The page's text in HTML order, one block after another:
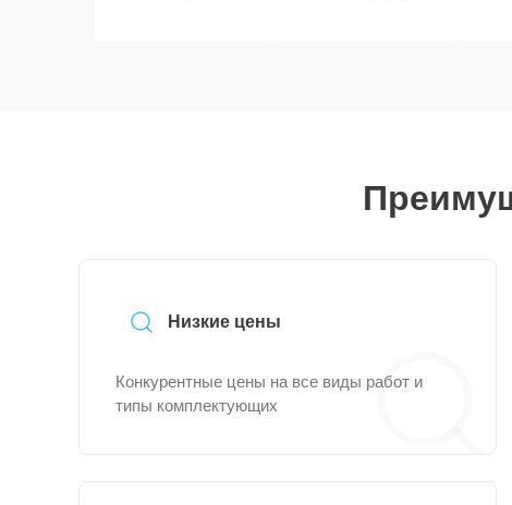
Низкие цены
Конкурентные цены на все виды работ и
типы комплектующих